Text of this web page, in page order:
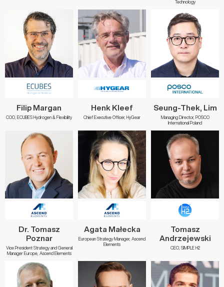
Technology
Filip Margan
COO, ECUBES Hydrogen & Flexibility
Henk Kleef
Chief Executive Officer, HyGear
Seung-Thek, Lim
Managing Director, POSCO
International Poland
Dr. Tomasz
Poznar
Vice President Strategy and General
Manager Europe, Ascend Elements
Agata Małecka
European Strategy Manager, Ascend
Elements
Tomasz
Andrzejewski
CEO, SIMPLE H2